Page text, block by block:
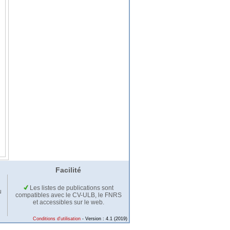
Facilité
Les listes de publications sont
compatibles avec le CV-ULB, le FNRS
et accessibles sur le web.
Conditions d'utilisation - Version : 4.1 (2019)